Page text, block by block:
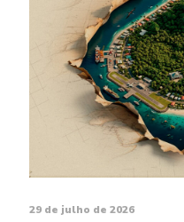
29 de julho de 2026